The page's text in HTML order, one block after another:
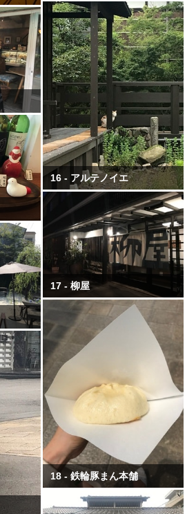
16 - アルテノイエ
17 - 柳屋
18 - 鉄輪豚まん本舗